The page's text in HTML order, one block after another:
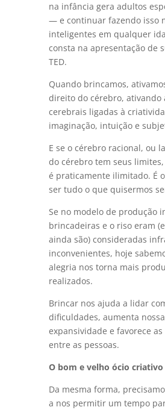
na infância gera adultos
— e continuar fazendo isso
inteligentes em qualquer
consta na apresentação de
TED.
Quando brincamos,
direito do cérebro, ativando
cerebrais ligadas à
imaginação, intuição e
E se o cérebro racional, ou
do cérebro tem seus
é praticamente ilimitado. É
ser tudo o que quisermos
Se no modelo de produção
brincadeiras e o riso eram
ainda são) consideradas
inconvenientes, hoje
alegria nos torna mais
realizados.
Brincar nos ajuda a lidar
dificuldades, aumenta nossa
expansividade e favorece as
entre as pessoas.
O bom e velho ócio criativo
Da mesma forma,
a nos permitir um tempo